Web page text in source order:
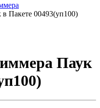
Пакете 00493(уп100)
Паук